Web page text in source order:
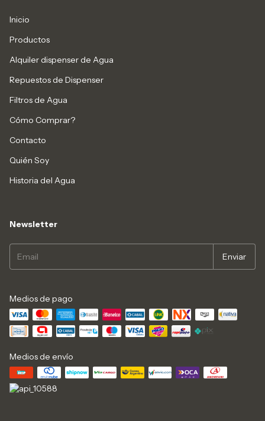
Inicio
Productos
Alquiler dispenser de Agua
Repuestos de Dispenser
Filtros de Agua
Cómo Comprar?
Contacto
Quién Soy
Historia del Agua
Newsletter
Medios de pago
Medios de envío